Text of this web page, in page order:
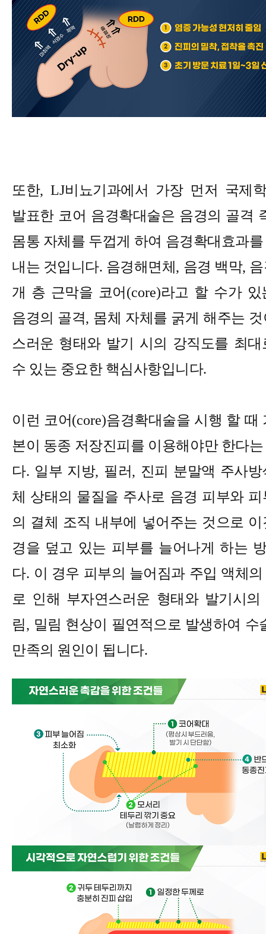
또한, LJ비뇨기과에서 가장 먼저 국제
발표한 코어 음경확대술은 음경의 골격
몸통 자체를 두껍게 하여 음경확대효과
내는 것입니다. 음경해면체 , 음경 백막,
개 층 근막을 코어 (core)라고 할 수가 있
음경의 골격, 몸체 자체를 굵게 해주는
스러운 형태와 발기 시의 강직도를 최대
수 있는 중요한 핵심사항입니다.
이런 코어(core)음경확대술을 시행 할 때
본이 동종 저장진피를 이용해야만 한다
다. 일부 지방, 필러, 진피 분말액 주사
체 상태의 물질을 주사로 음경 피부와
의 결체 조직 내부에 넣어주는 것으로
경을 덮고 있는 피부를 늘어나게 하는
다. 이 경우 피부의 늘어짐과 주입 액체
로 인해 부자연스러운 형태와 발기시의
림, 밀림 현상이 필연적으로 발생하여 수
만족의 원인이 됩니다.